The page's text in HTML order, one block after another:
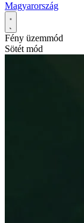
Magyarország
Fény üzemmód
Sötét mód